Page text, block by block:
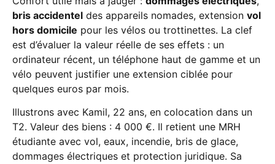
bris accidentel des appareils nomades, extension vol
hors domicile pour les vélos ou trottinettes. La clef
est d’évaluer la valeur réelle de ses effets : un
ordinateur récent, un téléphone haut de gamme et un
vélo peuvent justifier une extension ciblée pour
quelques euros par mois.
Illustrons avec Kamil, 22 ans, en colocation dans un
T2. Valeur des biens : 4 000 €. Il retient une MRH
étudiante avec vol, eaux, incendie, bris de glace,
dommages électriques et protection juridique. Sa